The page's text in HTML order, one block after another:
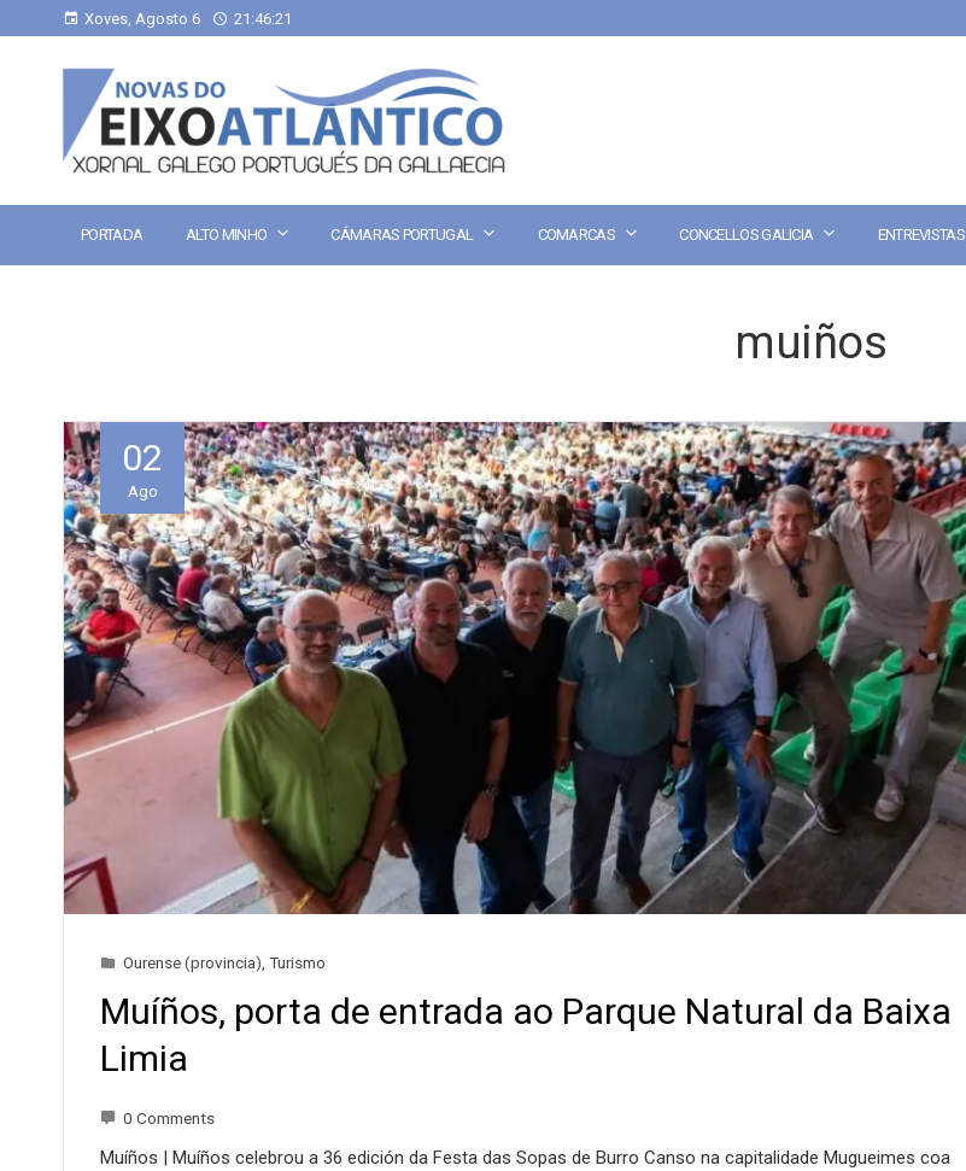
Xoves, Agosto 6 21:46:22
PORTADA ALTO MINHO CÁMARAS PORTUGAL COMARCAS CONCELLOS GALICIA ENTREVISTAS
muiños
02
Ago
Ourense (provincia) Turismo
Muíños, porta de entrada ao Parque Natural da Baixa
Limia
0 Comments
Muíños | Muíños celebrou a 36 edición da Festa das Sopas de Burro Canso na capitalidade Mugueimes coa